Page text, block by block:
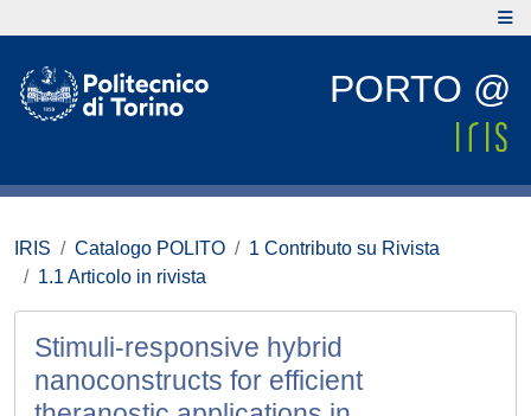
PORTO @
IRIS Catalogo POLITO
1 Contributo su Rivista
1.1 Articolo in rivista
Stimuli-responsive hybrid
nanoconstructs for efficient